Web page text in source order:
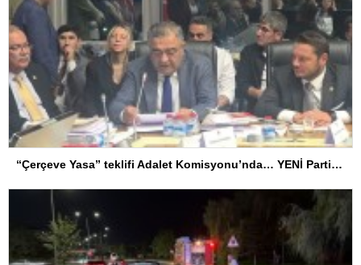
“Çerçeve Yasa” teklifi Adalet Komisyonu’nda… YENİ Partili Tanrıkulu: Bir insana ‘Silahını bırak, ülkene dön, siyasal ve toplumsal hayata katıl’ diyorsanız, o insan kapıdan içeri girdiğinde başına ne geleceğini bilmelidir